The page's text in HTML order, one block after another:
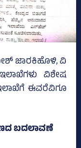
ಜಾರಕಿಹೊಳಿ, ವಿ
ವಿಶೇಷ
ಈವರೆವಿಗೂ
ಬದಲಾವಣೆ